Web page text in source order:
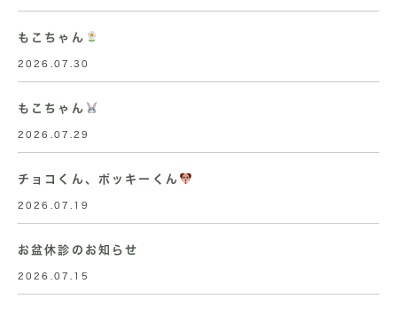
もこちゃん
2026.07.30
もこちゃん
2026.07.29
チョコくん、ポッキーくん
2026.07.19
お盆休診のお知らせ
2026.07.15